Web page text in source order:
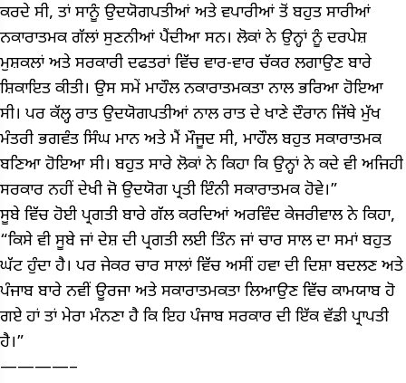
ਕਰਦੇ ਸੀ, ਤਾਂ ਸਾਨੂੰ ਉਦਯੋਗਪਤੀਆਂ ਅਤੇ ਵਪਾਰੀਆਂ ਤੋਂ ਬਹੁਤ ਸਾਰੀਆਂ
ਨਕਾਰਾਤਮਕ ਗੱਲਾਂ ਸੁਣਨੀਆਂ ਪੈਂਦੀਆ ਸਨ। ਲੋਕਾਂ ਨੇ ਉਨ੍ਹਾਂ ਨੂੰ ਦਰਪੇਸ਼
ਮੁਸ਼ਕਲਾਂ ਅਤੇ ਸਰਕਾਰੀ ਦਫਤਰਾਂ ਵਿੱਚ ਵਾਰ-ਵਾਰ ਚੱਕਰ ਲਗਾਉਣ ਬਾਰੇ
ਸ਼ਿਕਾਇਤ ਕੀਤੀ। ਉਸ ਸਮੇਂ ਮਾਹੌਲ ਨਕਾਰਾਤਮਕਤਾ ਨਾਲ ਭਰਿਆ ਹੋਇਆ
ਸੀ। ਪਰ ਕੱਲ੍ਹ ਰਾਤ ਉਦਯੋਗਪਤੀਆਂ ਨਾਲ ਰਾਤ ਦੇ ਖਾਣੇ ਦੌਰਾਨ ਜਿੱਥੇ ਮੁੱਖ
ਮੰਤਰੀ ਭਗਵੰਤ ਸਿੰਘ ਮਾਨ ਅਤੇ ਮੈਂ ਮੌਜੂਦ ਸੀ, ਮਾਹੌਲ ਬਹੁਤ ਸਕਾਰਾਤਮਕ
ਬਣਿਆ ਹੋਇਆ ਸੀ। ਬਹੁਤ ਸਾਰੇ ਲੋਕਾਂ ਨੇ ਕਿਹਾ ਕਿ ਉਨ੍ਹਾਂ ਨੇ ਕਦੇ ਵੀ ਅਜਿਹੀ
ਸਰਕਾਰ ਨਹੀਂ ਦੇਖੀ ਜੋ ਉਦਯੋਗ ਪ੍ਰਤੀ ਇੰਨੀ ਸਕਾਰਾਤਮਕ ਹੋਵੇ।”
ਸੂਬੇ ਵਿੱਚ ਹੋਈ ਪ੍ਰਗਤੀ ਬਾਰੇ ਗੱਲ ਕਰਦਿਆਂ ਅਰਵਿੰਦ ਕੇਜਰੀਵਾਲ ਨੇ ਕਿਹਾ,
“ਕਿਸੇ ਵੀ ਸੂਬੇ ਜਾਂ ਦੇਸ਼ ਦੀ ਪ੍ਰਗਤੀ ਲਈ ਤਿੰਨ ਜਾਂ ਚਾਰ ਸਾਲ ਦਾ ਸਮਾਂ ਬਹੁਤ
ਘੱਟ ਹੁੰਦਾ ਹੈ। ਪਰ ਜੇਕਰ ਚਾਰ ਸਾਲਾਂ ਵਿੱਚ ਅਸੀਂ ਹਵਾ ਦੀ ਦਿਸ਼ਾ ਬਦਲਣ ਅਤੇ
ਪੰਜਾਬ ਬਾਰੇ ਨਵੀਂ ਊਰਜਾ ਅਤੇ ਸਕਾਰਾਤਮਕਤਾ ਲਿਆਉਣ ਵਿੱਚ ਕਾਮਯਾਬ ਹੋ
ਗਏ ਹਾਂ ਤਾਂ ਮੇਰਾ ਮੰਨਣਾ ਹੈ ਕਿ ਇਹ ਪੰਜਾਬ ਸਰਕਾਰ ਦੀ ਇੱਕ ਵੱਡੀ ਪ੍ਰਾਪਤੀ
ਹੈ।”
————–